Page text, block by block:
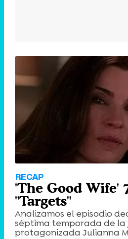
RECAP
'The Good Wife'
"Targets"
Analizamos el episodio
séptima temporada de la
protagonizada Julianna